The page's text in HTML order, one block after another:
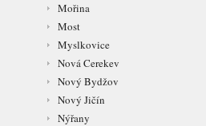
Mořina
Most
Myslkovice
Nová Cerekev
Nový Bydžov
Nový Jičín
Nýřany